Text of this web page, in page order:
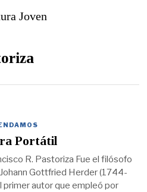
Joven
Portátil
R. Pastoriza Fue el filósofo
Gottfried Herder (1744-
primer autor que empleó por